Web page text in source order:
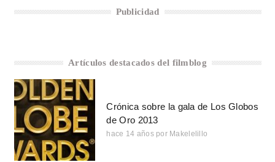
Publicidad
Artículos destacados del filmblog
Crónica sobre la gala de Los Globos
de Oro 2013
hace 14 años por Makelelillo